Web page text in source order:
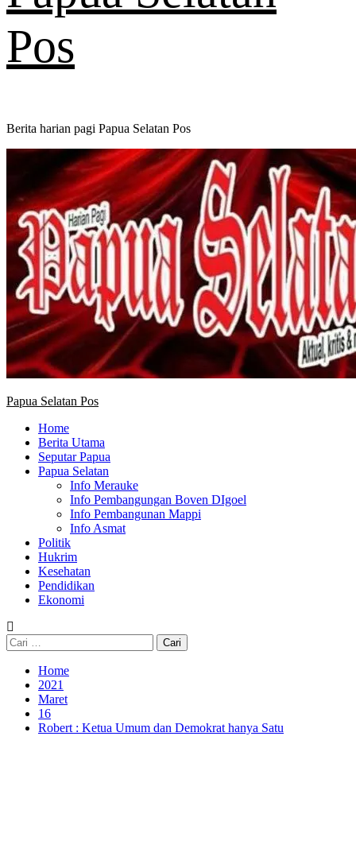
Pos
Berita harian pagi Papua Selatan Pos
Primary
Papua Selatan Pos
Home
Berita Utama
Seputar Papua
Papua Selatan
Info Merauke
Info Pembangungan Boven DIgoel
Info Pembangunan Mappi
Info Asmat
Politik
Hukrim
Kesehatan
Pendidikan
Ekonomi
Cari
untuk:
Home
2021
Maret
16
Robert : Ketua Umum dan Demokrat hanya Satu